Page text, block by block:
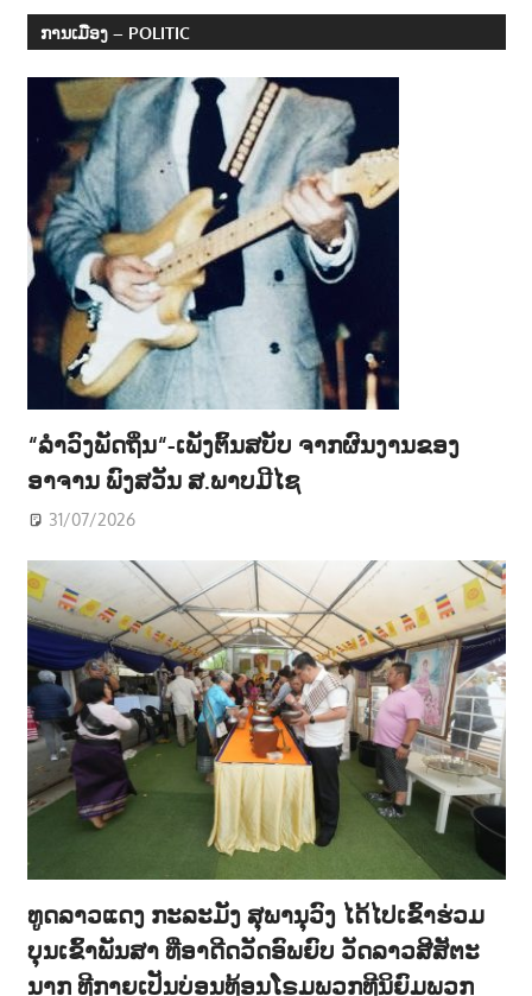
navigation
ການເມືອງ – POLITIC
“ລຳວົງພັດຖິ່ນ“-ເພັງຕົ້ນສບັບ ຈາກຜົນງານຂອງ
ອາຈານ ພົງສວັນ ສ.ພາບມີໄຊ
31/07/2026
ທູດລາວແດງ ກະລະມັງ ສຸພານຸວົງ ໄດ້ໄປເຂົ້າຮ່ວມ
ບຸນເຂົ້າພັນສາ ທີ່ອາດີດວັດອົພຍົບ ວັດລາວສີສັຕະ
ນາກ ທີກາຍເປັນບ່ອນທ້ອນໂຣມພວກທີນິຍົມພວກ